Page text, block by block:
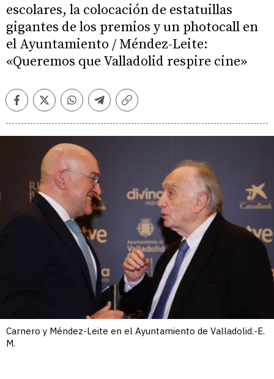
escolares, la colocación de estatuillas
gigantes de los premios y un photocall en
el Ayuntamiento / Méndez-Leite:
«Queremos que Valladolid respire cine»
FacebookTwitterWhatsappTelegramCopiar
Carnero y Méndez-Leite en el Ayuntamiento de Valladolid.-E.
M.